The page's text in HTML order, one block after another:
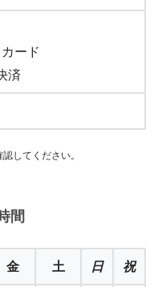
ード
済
してください。
間
金 土 日 祝